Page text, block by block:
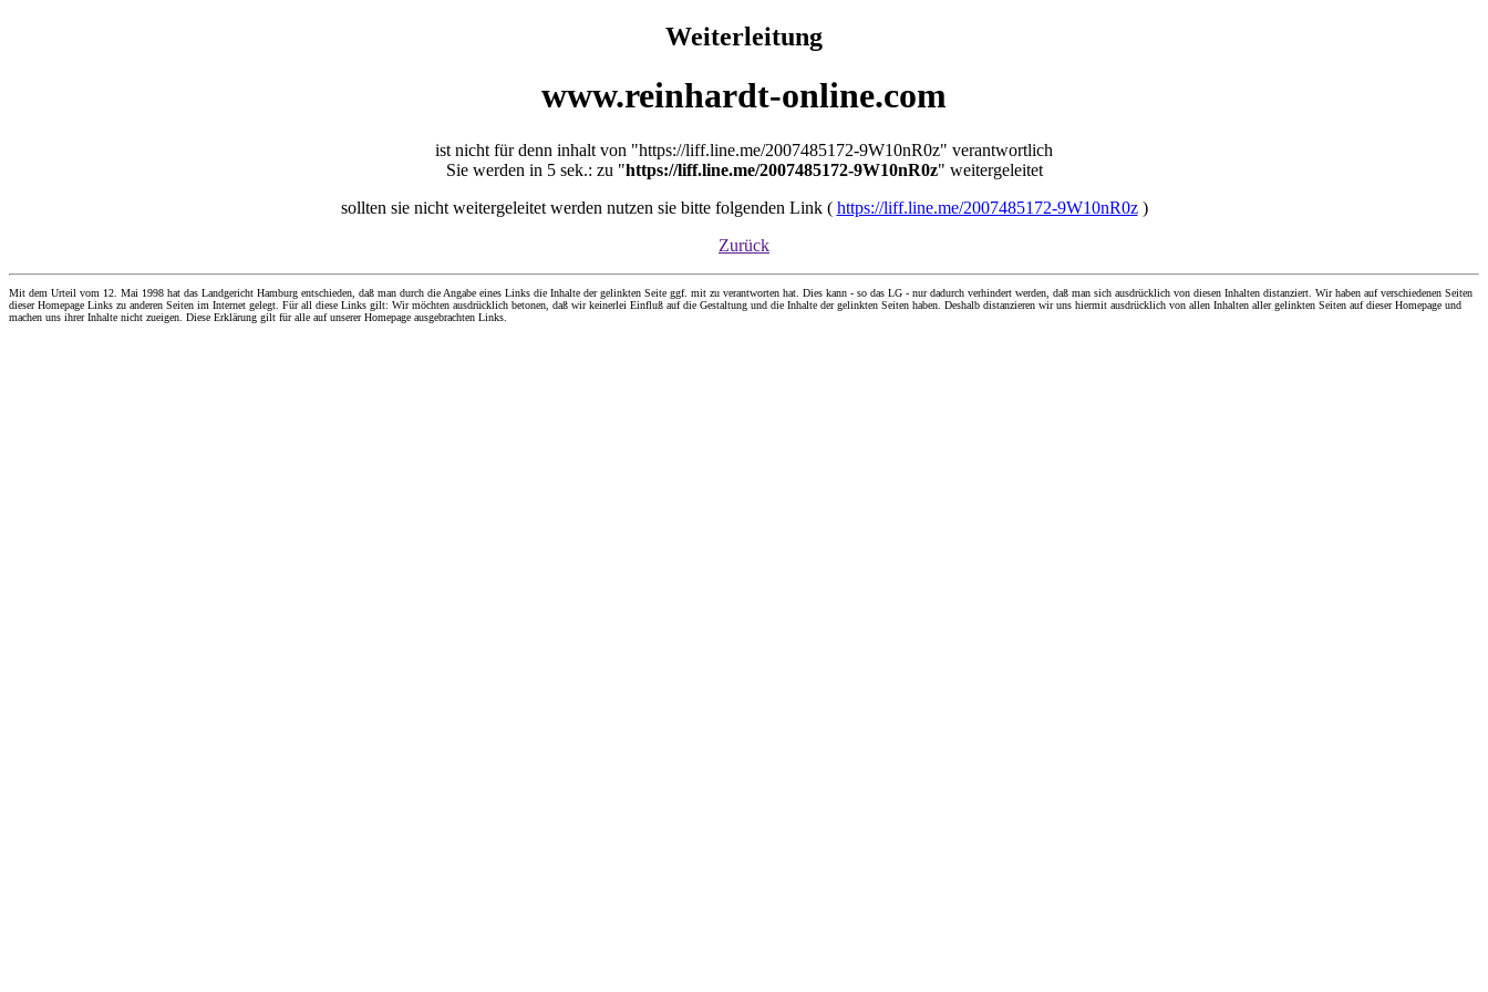
Weiterleitung
www.reinhardt-online.com
ist nicht für denn inhalt von "https://liff.line.me/2007485172-9W10nR0z" verantwortlich
Sie werden in 5 sek.: zu "https://liff.line.me/2007485172-9W10nR0z" weitergeleitet
sollten sie nicht weitergeleitet werden nutzen sie bitte folgenden Link ( https://liff.line.me/2007485172-9W10nR0z)
Zurück
Mit dem Urteil vom 12. Mai 1998 hat das Landgericht Hamburg entschieden, daß man durch die Angabe eines Links die Inhalte der gelinkten Seite ggf. mit zu verantworten hat. Dies kann - so das LG - nur dadurch verhindert werden, daß man sich ausdrücklich von diesen Inhalten distanziert. Wir haben auf verschiedenen Seiten
dieser Homepage Links zu anderen Seiten im Internet gelegt. Für all diese Links gilt: Wir möchten ausdrücklich betonen, daß wir keinerlei Einfluß auf die Gestaltung und die Inhalte der gelinkten Seiten haben. Deshalb distanzieren wir uns hiermit ausdrücklich von allen Inhalten aller gelinkten Seiten auf dieser Homepage und
machen uns ihrer Inhalte nicht zueigen. Diese Erklärung gilt für alle auf unserer Homepage ausgebrachten Links.